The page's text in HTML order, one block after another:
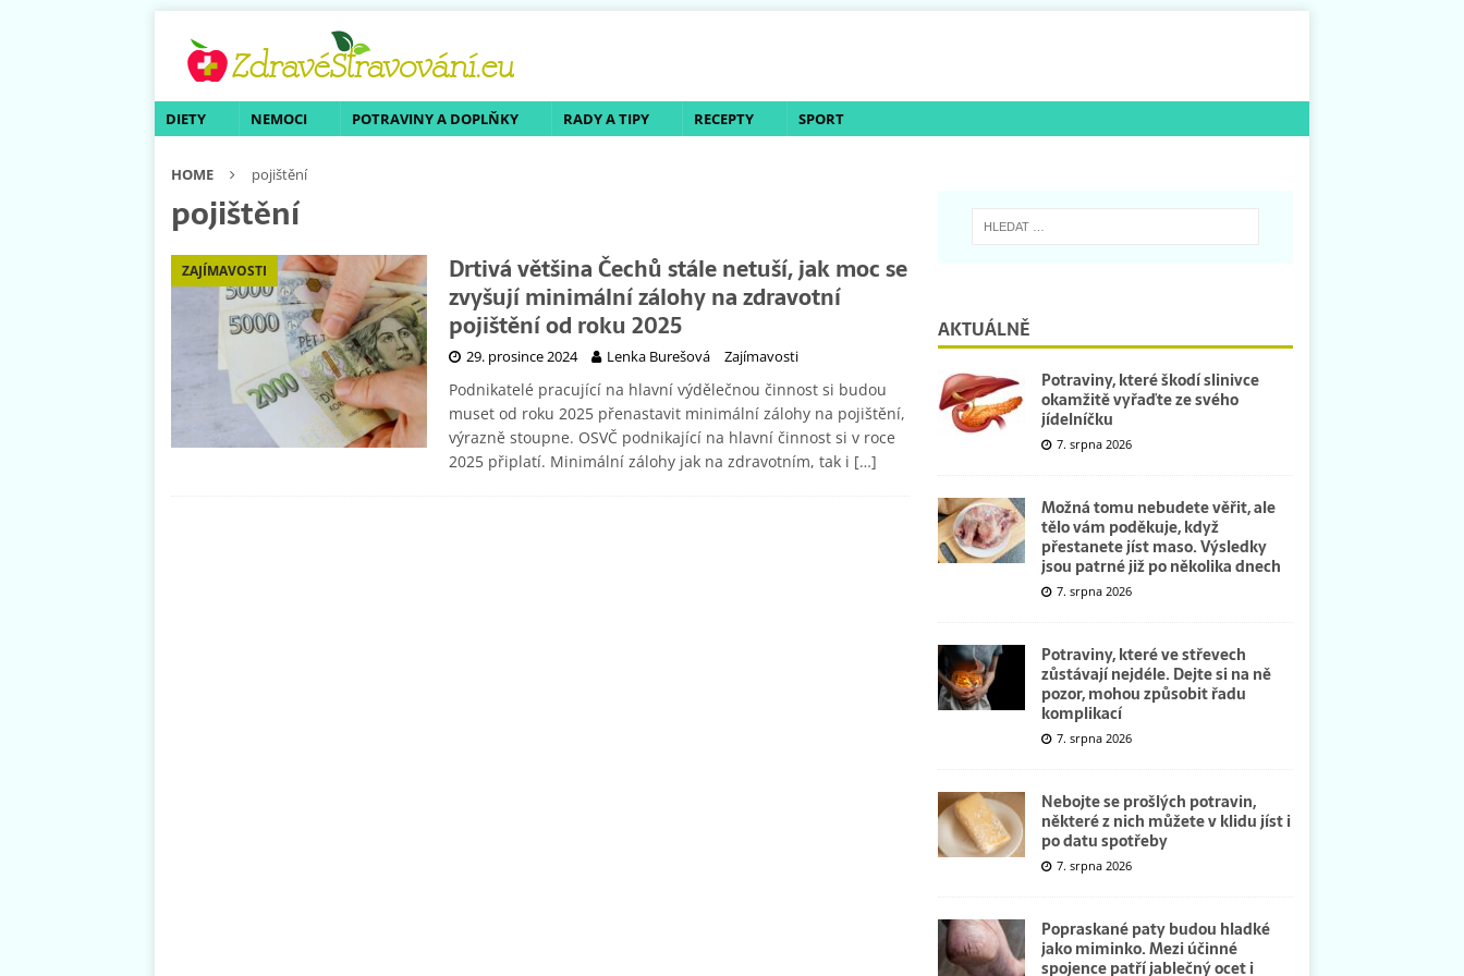
DIETY NEMOCI POTRAVINY A DOPLŇKY RADY A TIPY RECEPTY SPORT
HOME pojištění
pojištění
ZAJÍMAVOSTI
Drtivá většina Čechů stále netuší, jak moc se
zvyšují minimální zálohy na zdravotní
pojištění od roku 2025
29. prosince 2024 Lenka Burešová Zajímavosti
Podnikatelé pracující na hlavní výdělečnou činnost si budou
muset od roku 2025 přenastavit minimální zálohy na pojištění,
výrazně stoupne. OSVČ podnikající na hlavní činnost si v roce
2025 připlatí. Minimální zálohy jak na zdravotním, tak i […]
AKTUÁLNĚ
Potraviny, které škodí slinivce
okamžitě vyřaďte ze svého
jídelníčku
7. srpna 2026
Možná tomu nebudete věřit, ale
tělo vám poděkuje, když
přestanete jíst maso. Výsledky
jsou patrné již po několika dnech
7. srpna 2026
Potraviny, které ve střevech
zůstávají nejdéle. Dejte si na ně
pozor, mohou způsobit řadu
komplikací
7. srpna 2026
Nebojte se prošlých potravin,
některé z nich můžete v klidu jíst i
po datu spotřeby
7. srpna 2026
Popraskané paty budou hladké
jako miminko. Mezi účinné
spojence patří jablečný ocet i